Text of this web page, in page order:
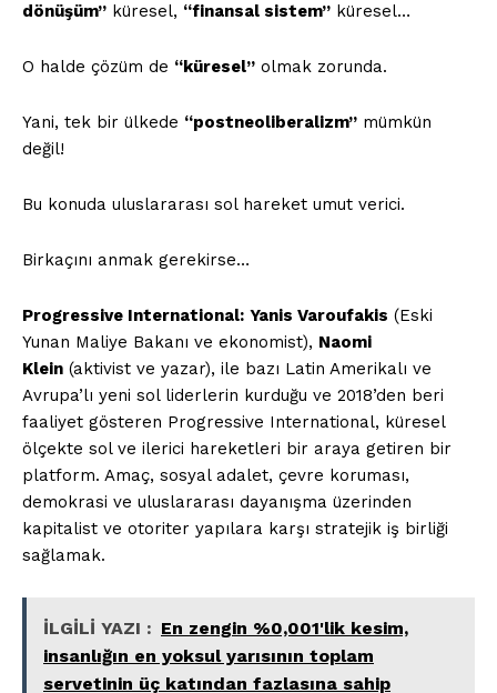
dönüşüm” küresel, “finansal sistem” küresel…
O halde çözüm de “küresel” olmak zorunda.
Yani, tek bir ülkede “postneoliberalizm” mümkün
değil!
Bu konuda uluslararası sol hareket umut verici.
Birkaçını anmak gerekirse…
Progressive International: Yanis Varoufakis (Eski
Yunan Maliye Bakanı ve ekonomist), Naomi
Klein (aktivist ve yazar), ile bazı Latin Amerikalı ve
Avrupa’lı yeni sol liderlerin kurduğu ve 2018’den beri
faaliyet gösteren Progressive International, küresel
ölçekte sol ve ilerici hareketleri bir araya getiren bir
platform. Amaç, sosyal adalet, çevre koruması,
demokrasi ve uluslararası dayanışma üzerinden
kapitalist ve otoriter yapılara karşı stratejik iş birliği
sağlamak.
İLGİLİ YAZI : En zengin %0,001'lik kesim,
insanlığın en yoksul yarısının toplam
servetinin üç katından fazlasına sahip